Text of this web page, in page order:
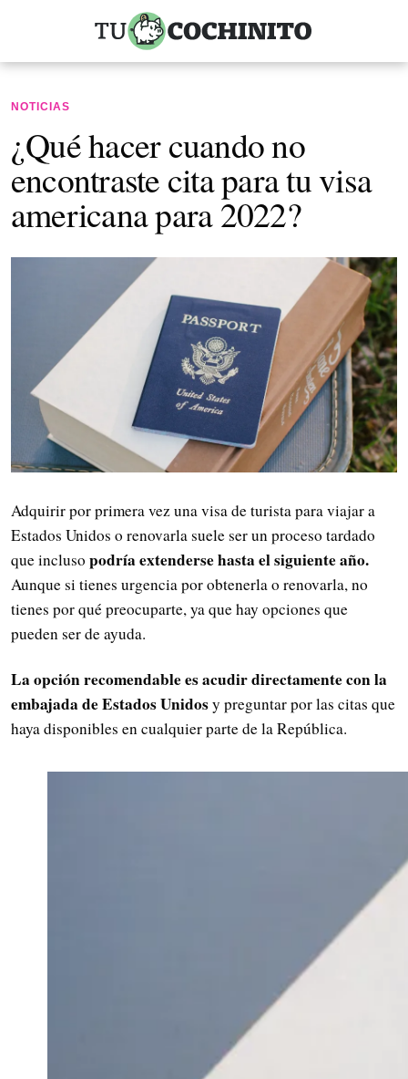
NOTICIAS
¿Qué hacer cuando no
encontraste cita para tu visa
americana para 2022?
Adquirir por primera vez una visa de turista para viajar a
Estados Unidos o renovarla suele ser un proceso tardado
que incluso podría extenderse hasta el siguiente año.
Aunque si tienes urgencia por obtenerla o renovarla, no
tienes por qué preocuparte, ya que hay opciones que
pueden ser de ayuda.
La opción recomendable es acudir directamente con la
embajada de Estados Unidosy preguntar por las citas que
haya disponibles en cualquier parte de la República.